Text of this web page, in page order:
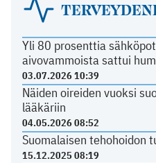
Yli 80 prosenttia
aivovammoista sattui
03.07.2026 10:39
Näiden oireiden vuoksi
lääkäriin
04.05.2026 08:52
Suomalaisen tehohoidon
15.12.2025 08:19